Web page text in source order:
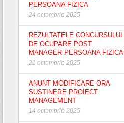
PERSOANA FIZICA
24 octombrie 2025
REZULTATELE CONCURSULUI
DE OCUPARE POST
MANAGER PERSOANA FIZICA
21 octombrie 2025
ANUNT MODIFICARE ORA
SUSTINERE PROIECT
MANAGEMENT
14 octombrie 2025